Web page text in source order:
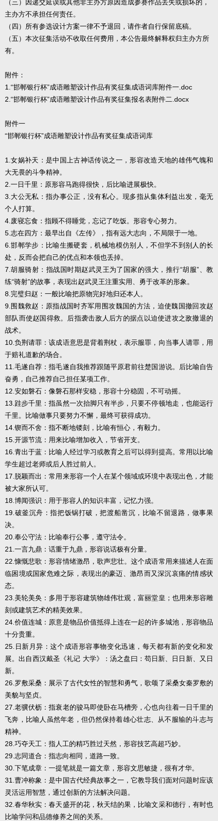
（三）因递交延误或其他非主办方原因造成参赛作品丢失或损坏的，
主办方不承担任何责任。
（四）所有参选设计方案一律不予退回，请作者自行保留底稿。
（五）本次征集活动不收取任何费用，本公告最终解释权归主办方所
有。
附件：
1.“邯郸银行杯”成语雕塑设计作品有奖征集成语词库附件一.doc
2.“邯郸银行杯”成语雕塑设计作品有奖征集报名表附件二.docx
附件一
“邯郸银行杯”成语雕塑设计作品有奖征集成语词库
1.女娲补天：是中国上古神话传说之一，形容改造天地的雄伟气魄和
大无畏的斗争精神。
2.一日千里：原形容马跑得很快，后比喻进展极快。
3.大公无私：指办事公正，没有私心。现多指从集体利益出发，毫无
个人打算。
4.废寝忘食：指顾不得睡觉，忘记了吃饭。形容专心努力。
5.志在四方：最早出自《左传》，指有远大志向，不局限于一地。
6.邯郸学步：比喻生搬硬套，机械地模仿别人，不但学不到别人的长
处，反而会把自己的优点和本领也丢掉。
7.胡服骑射：指战国时期赵武灵王为了国家的强大，推行“胡服”、教
练“骑射”的故事，表现出赵武灵王注重实用、勇于改革的形象。
8.完璧归赵：一般比喻把原物完好地归还本人。
9.围魏救赵：原指战国时齐军用围攻魏国的方法，迫使魏国撤回攻赵
部队而使赵国得救。后指袭击敌人后方的据点以迫使进攻之敌撤退的
战术。
10.负荆请罪：该成语意思是背着荆杖，表示服罪，向当事人请罪，用
于赔礼道歉的场合。
11.毛遂自荐：指毛遂自我推荐跟随平原君前往楚国游说。后比喻自告
奋勇，自己推荐自己担任某项工作。
12.安如磐石：像磐石那样安稳，形容十分稳固，不可动摇。
13.跬步千里：指虽然一次抬脚只有半步，只要不停顿地走，也能远行
千里。比喻做事只要努力不懈，最终可获得成功。
14.锲而不舍：指不断地镂刻，比喻有恒心，有毅力。
15.开源节流：用来比喻增加收入，节省开支。
16.青出于蓝：比喻人经过学习或教育之后可以得到提高。常用以比喻
学生超过老师或后人胜过前人。
17.脱颖而出：常用来形容一个人在某个领域或环境中表现出色，才能
被大家所认可。
18.博闻强识：用于形容人的知识丰富，记忆力强。
19.破釜沉舟：指把饭锅打破，把渡船凿沉，比喻不留退路，做事果
决。
20.奉公守法：比喻奉行公事，遵守法令。
21.一言九鼎：话重于九鼎，形容说话极有分量。
22.慷慨悲歌：形容情绪激昂，歌声悲壮。这个成语常用来描述人在面
临困境或国家危难之际，表现出的豪迈、激昂而又深沉哀痛的情感状
态。
23.美轮美奂：多用于形容建筑物雄伟壮观，富丽堂皇；也用来形容雕
刻或建筑艺术的精美效果。
24.价值连城：原意是物品价值抵得上连在一起的许多城池，形容物品
十分贵重。
25.日新月异：这个成语形容事物变化迅速，每天都有新的变化和发
展。出自西汉戴圣《礼记 大学》：汤之盘曰：苟日新、日日新、又日
新。
26.罗敷采桑：展示了古代女性的智慧和勇气，歌颂了采桑女秦罗敷的
美貌与坚贞。
27.老骥伏枥：指衰老的骏马即使卧在马槽旁，心也向往着一日千里的
飞奔，比喻人虽然年老，但仍然保持着雄心壮志、从不服输的斗志与
精神。
28.巧夺天工：指人工的精巧胜过天然，形容技艺高超巧妙。
29.志同道合：指志向相同，道路一致。
30.下笔成章：一提笔就是一篇文章，形容文思敏捷，很有才华。
31.曹冲称象：是中国古代经典故事之一，它教导我们面对问题时应该
灵活运用智慧，通过创新的方法解决问题。
32.春华秋实：春天盛开的花，秋天结的果，比喻文采和德行，有时也
比喻学问和品德修养之间的关系。